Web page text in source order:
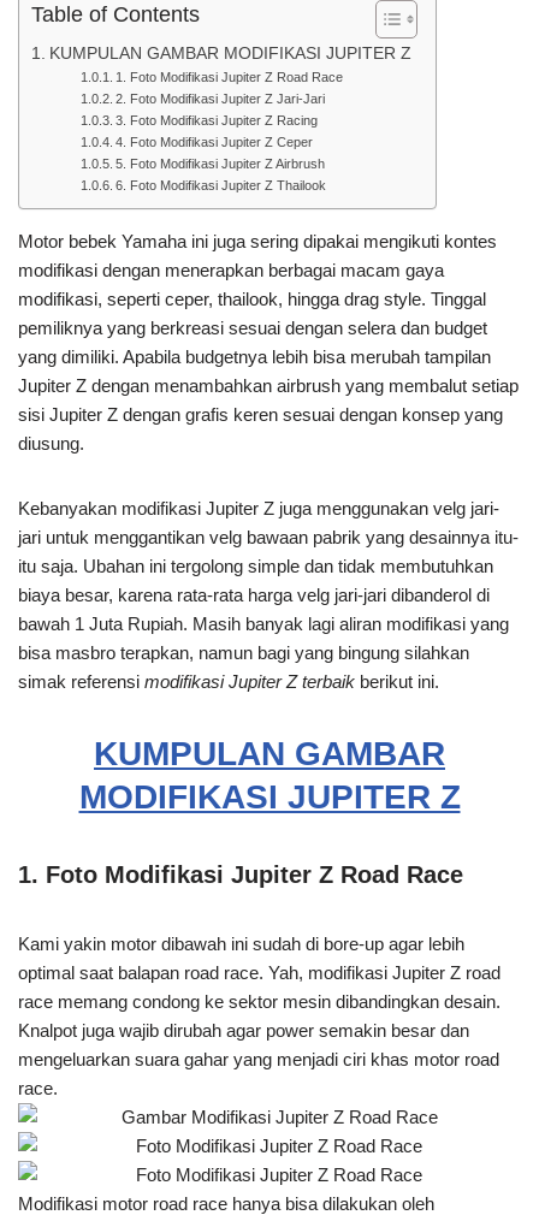
Table of Contents
KUMPULAN GAMBAR MODIFIKASI JUPITER Z
1. Foto Modifikasi Jupiter Z Road Race
2. Foto Modifikasi Jupiter Z Jari-Jari
3. Foto Modifikasi Jupiter Z Racing
4. Foto Modifikasi Jupiter Z Ceper
5. Foto Modifikasi Jupiter Z Airbrush
6. Foto Modifikasi Jupiter Z Thailook
Motor bebek Yamaha ini juga sering dipakai mengikuti kontes
modifikasi dengan menerapkan berbagai macam gaya
modifikasi, seperti ceper, thailook, hingga drag style. Tinggal
pemiliknya yang berkreasi sesuai dengan selera dan budget
yang dimiliki. Apabila budgetnya lebih bisa merubah tampilan
Jupiter Z dengan menambahkan airbrush yang membalut setiap
sisi Jupiter Z dengan grafis keren sesuai dengan konsep yang
diusung.
Kebanyakan modifikasi Jupiter Z juga menggunakan velg jari-
jari untuk menggantikan velg bawaan pabrik yang desainnya itu-
itu saja. Ubahan ini tergolong simple dan tidak membutuhkan
biaya besar, karena rata-rata harga velg jari-jari dibanderol di
bawah 1 Juta Rupiah. Masih banyak lagi aliran modifikasi yang
bisa masbro terapkan, namun bagi yang bingung silahkan
simak referensi modifikasi Jupiter Z terbaik berikut ini.
KUMPULAN GAMBAR
MODIFIKASI JUPITER Z
1. Foto Modifikasi Jupiter Z Road Race
Kami yakin motor dibawah ini sudah di bore-up agar lebih
optimal saat balapan road race. Yah, modifikasi Jupiter Z road
race memang condong ke sektor mesin dibandingkan desain.
Knalpot juga wajib dirubah agar power semakin besar dan
mengeluarkan suara gahar yang menjadi ciri khas motor road
race.
Modifikasi motor road race hanya bisa dilakukan oleh